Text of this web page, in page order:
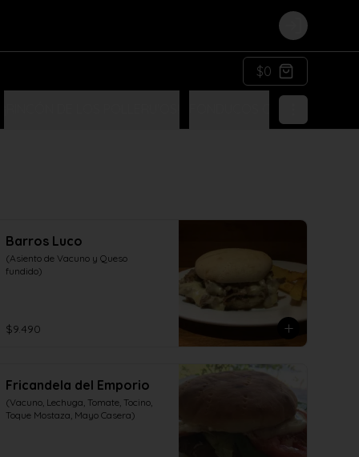
Login
$0
Barros Luco
(Asiento de Vacuno y Queso
fundido)
$9.490
Fricandela del Emporio
(Vacuno, Lechuga, Tomate, Tocino,
Toque Mostaza, Mayo Casera)